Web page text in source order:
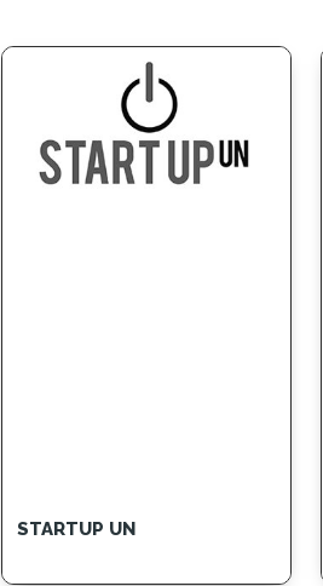
STARTUP UN